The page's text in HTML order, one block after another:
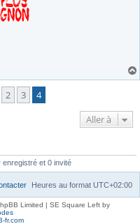
2 3
4
Aller à
enregistré et 0 invité
Heures au format UTC+02:00
Limited | SE Square Left by
fr.com